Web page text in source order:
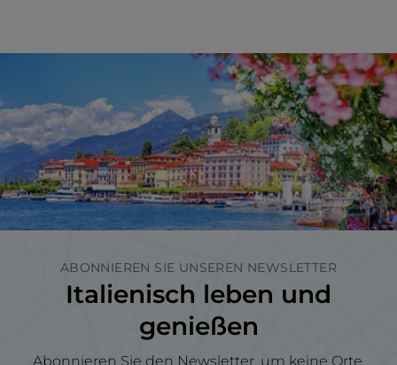
ABONNIEREN SIE UNSEREN NEWSLETTER
Italienisch leben und
genießen
Abonnieren Sie den Newsletter, um keine Orte,